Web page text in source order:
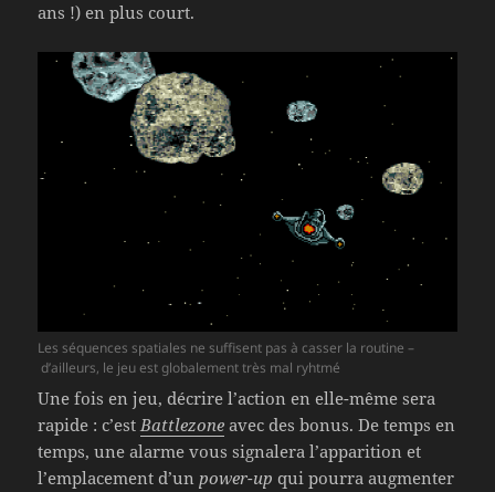
ans !) en plus court.
Les séquences spatiales ne suffisent pas à casser la routine –
d’ailleurs, le jeu est globalement très mal ryhtmé
Une fois en jeu, décrire l’action en elle-même sera
rapide : c’estBattlezone avec des bonus. De temps en
temps, une alarme vous signalera l’apparition et
l’emplacement d’unpower-up qui pourra augmenter